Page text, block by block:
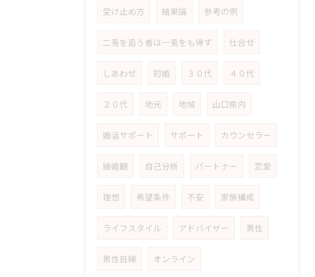
受け止め方 結果論 参考の例
二兎を追う者は一兎をも得ず 仕合せ
しあわせ 初婚 ３０代 ４０代
２０代 地元 地域 山口県内
婚活サポート サポート カウンセラー
結婚観 自己分析 パートナー 恋愛
理想 希望条件 不安 家族構成
ライフスタイル アドバイザー 男性
男性目線 オンライン